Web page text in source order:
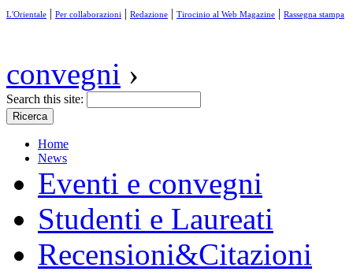
L'Orientale | Per collaborazioni | Redazione | Tirocinio al Web Magazine | Rassegna stampa
convegni ›
Search this site:
Home
News
Eventi e convegni
Studenti e Laureati
Recensioni&Citazioni